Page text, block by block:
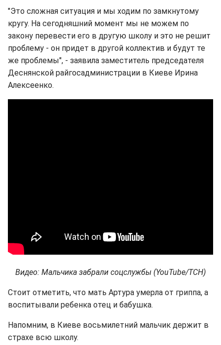
"Это сложная ситуация и мы ходим по замкнутому
кругу. На сегодняшний момент мы не можем по
закону перевести его в другую школу и это не решит
проблему - он придет в другой коллектив и будут те
же проблемы", - заявила заместитель председателя
Деснянской райгосадминистрации в Киеве Ирина
Алексеенко.
Видео: Мальчика забрали соцслужбы (YouTube/ТСН)
Стоит отметить, что мать Артура умерла от гриппа, а
воспитывали ребенка отец и бабушка.
Напомним, в Киеве восьмилетний мальчик держит в
страхе всю школу.